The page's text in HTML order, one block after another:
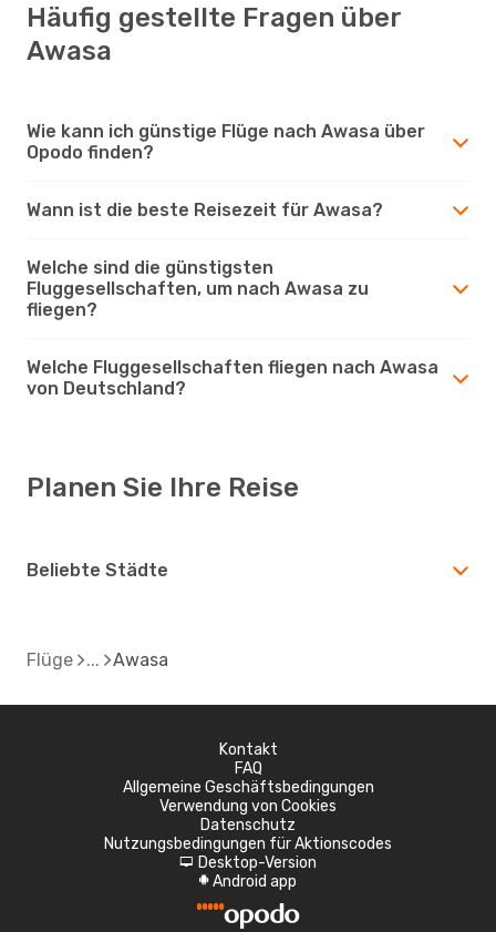
Häufig gestellte Fragen über
Awasa
Wie kann ich günstige Flüge nach Awasa über
Opodo finden?
Wann ist die beste Reisezeit für Awasa?
Welche sind die günstigsten
Fluggesellschaften, um nach Awasa zu
fliegen?
Welche Fluggesellschaften fliegen nach Awasa
von Deutschland?
Planen Sie Ihre Reise
Beliebte Städte
Flüge Awasa
Kontakt
FAQ
Allgemeine Geschäftsbedingungen
Verwendung von Cookies
Datenschutz
Nutzungsbedingungen für Aktionscodes
d Desktop-Version
A Android app